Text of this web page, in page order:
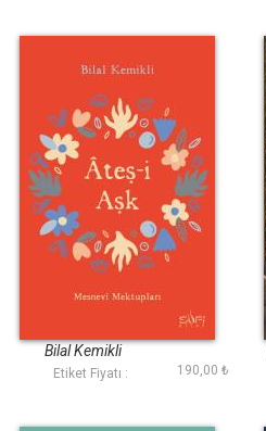
Bilal Kemikli
Etiket Fiyatı : 190,00 ₺